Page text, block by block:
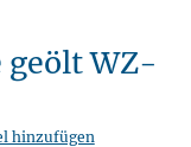
WZ-
hinzufügen